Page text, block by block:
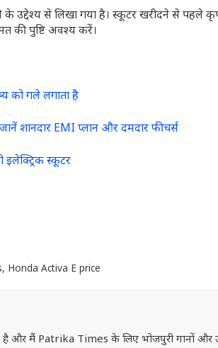
उद्देश्य से लिखा गया है। स्कूटर खरीदने से पहले
की पुष्टि अवश्य करें।
को गले लगाता है
शानदार EMI प्लान और दमदार फीचर्स
इलेक्ट्रिक स्कूटर
, Honda Activa E price
है और मैं Patrika Times के लिए भोजपुरी गानों